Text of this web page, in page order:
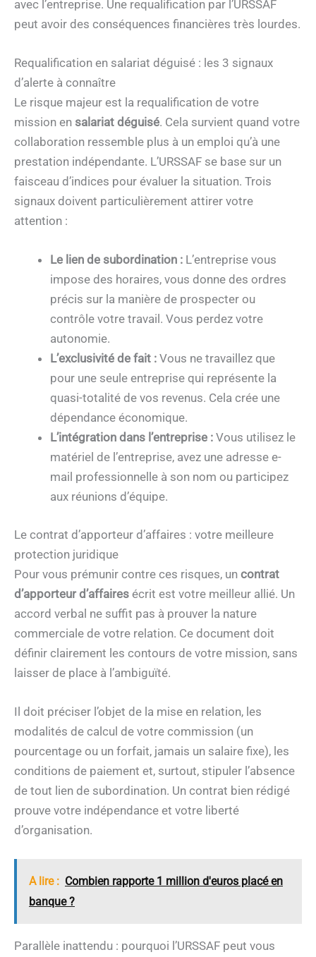
avec l’entreprise. Une requalification par l’URSSAF
peut avoir des conséquences financières très lourdes.
Requalification en salariat déguisé : les 3 signaux
d’alerte à connaître
Le risque majeur est la requalification de votre
mission en salariat déguisé. Cela survient quand votre
collaboration ressemble plus à un emploi qu’à une
prestation indépendante. L’URSSAF se base sur un
faisceau d’indices pour évaluer la situation. Trois
signaux doivent particulièrement attirer votre
attention :
Le lien de subordination : L’entreprise vous
impose des horaires, vous donne des ordres
précis sur la manière de prospecter ou
contrôle votre travail. Vous perdez votre
autonomie.
L’exclusivité de fait : Vous ne travaillez que
pour une seule entreprise qui représente la
quasi-totalité de vos revenus. Cela crée une
dépendance économique.
L’intégration dans l’entreprise : Vous utilisez le
matériel de l’entreprise, avez une adresse e-
mail professionnelle à son nom ou participez
aux réunions d’équipe.
Le contrat d’apporteur d’affaires : votre meilleure
protection juridique
Pour vous prémunir contre ces risques, un contrat
d’apporteur d’affaires écrit est votre meilleur allié. Un
accord verbal ne suffit pas à prouver la nature
commerciale de votre relation. Ce document doit
définir clairement les contours de votre mission, sans
laisser de place à l’ambiguïté.
Il doit préciser l’objet de la mise en relation, les
modalités de calcul de votre commission (un
pourcentage ou un forfait, jamais un salaire fixe), les
conditions de paiement et, surtout, stipuler l’absence
de tout lien de subordination. Un contrat bien rédigé
prouve votre indépendance et votre liberté
d’organisation.
A lire : Combien rapporte 1 million d'euros placé en
banque ?
Parallèle inattendu : pourquoi l’URSSAF peut vous